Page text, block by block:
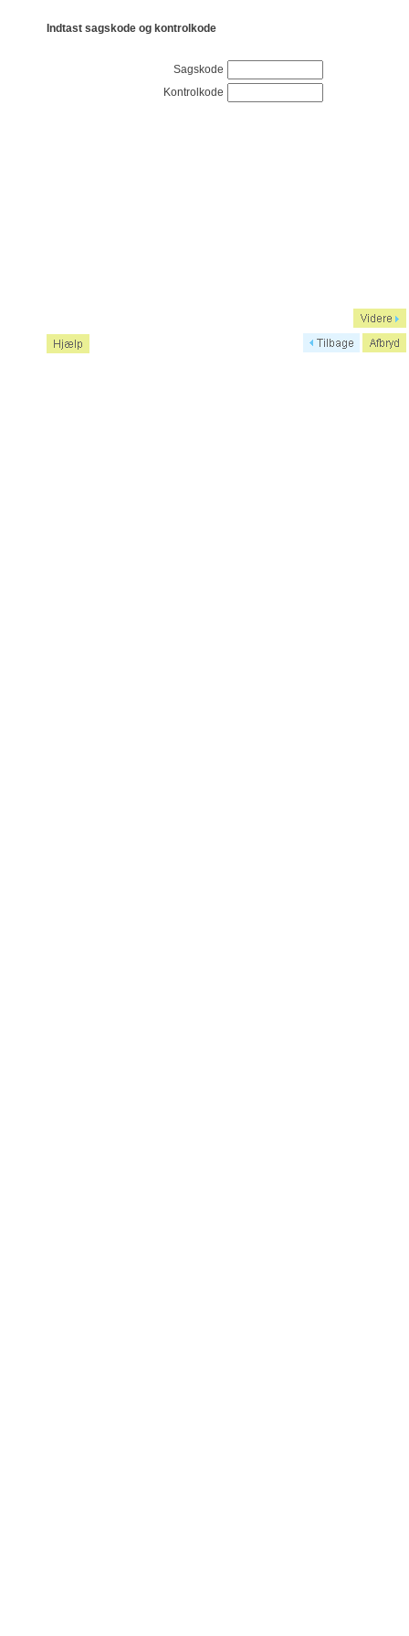
Indtast sagskode og kontrolkode
Sagskode
Kontrolkode